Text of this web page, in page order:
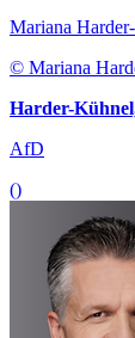
Mariana
© Mariana
Harder-
AfD
()